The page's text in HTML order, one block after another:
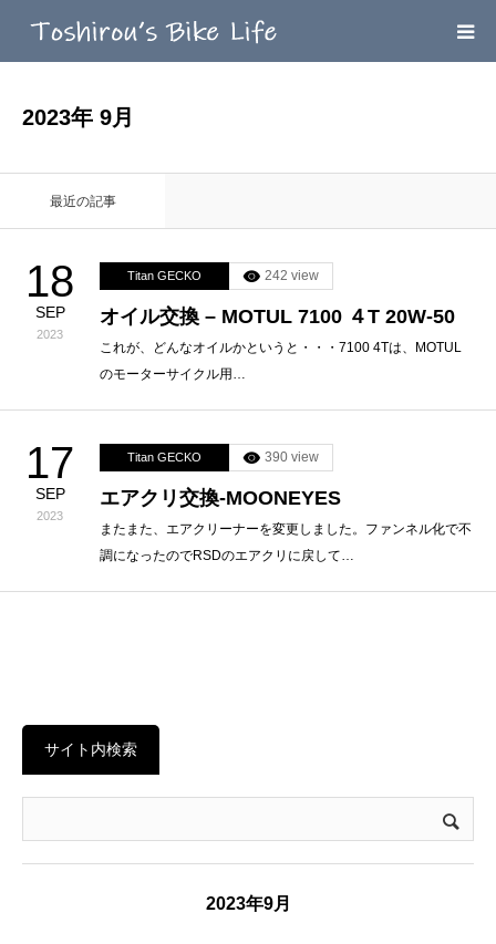
2023年 9月
最近の記事
18
SEP
2023
Titan GECKO 242 view
オイル交換 – MOTUL 7100 ４T 20W-50
これが、どんなオイルかというと・・・7100 4Tは、MOTUL
のモーターサイクル用…
17
SEP
2023
Titan GECKO 390 view
エアクリ交換-MOONEYES
またまた、エアクリーナーを変更しました。ファンネル化で不
調になったのでRSDのエアクリに戻して…
サイト内検索
2023年9月
LINK’ｓ
CONTACT